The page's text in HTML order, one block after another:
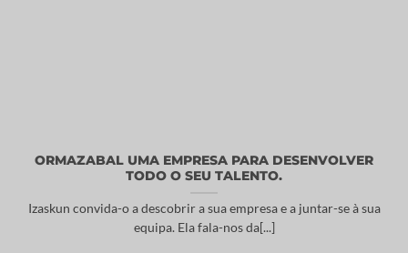
ORMAZABAL UMA EMPRESA PARA DESENVOLVER
TODO O SEU TALENTO.
Izaskun convida-o a descobrir a sua empresa e a juntar-se à sua
equipa. Ela fala-nos da[...]